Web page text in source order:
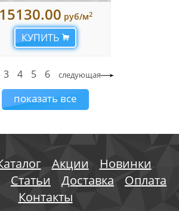
15130.00 руб/м2
КУПИТЬ
3 4 5 6 следующая
показать все
Акции
Новинки
Статьи Доставка
Оплата
Контакты